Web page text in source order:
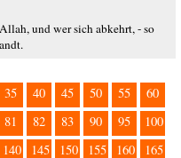
und wer sich abkehrt, - so
35 40 45 50 55
60
81 82 83 90 95
100
140 145 150 155 160 165